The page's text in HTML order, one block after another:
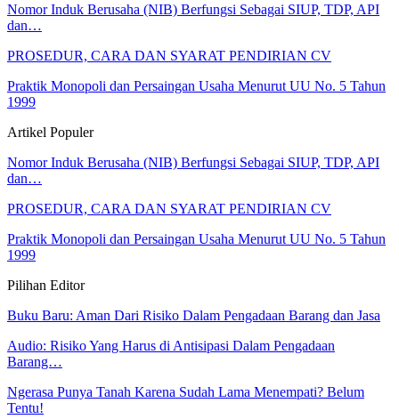
Nomor Induk Berusaha (NIB) Berfungsi Sebagai SIUP, TDP, API
dan…
PROSEDUR, CARA DAN SYARAT PENDIRIAN CV
Praktik Monopoli dan Persaingan Usaha Menurut UU No. 5 Tahun
1999
Artikel Populer
Nomor Induk Berusaha (NIB) Berfungsi Sebagai SIUP, TDP, API
dan…
PROSEDUR, CARA DAN SYARAT PENDIRIAN CV
Praktik Monopoli dan Persaingan Usaha Menurut UU No. 5 Tahun
1999
Pilihan Editor
Buku Baru: Aman Dari Risiko Dalam Pengadaan Barang dan Jasa
Audio: Risiko Yang Harus di Antisipasi Dalam Pengadaan
Barang…
Ngerasa Punya Tanah Karena Sudah Lama Menempati? Belum
Tentu!